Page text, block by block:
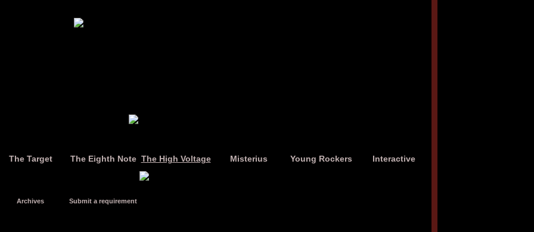
The Target The Eighth Note The High Voltage Misterius Young Rockers Interactive
Archives Submit a requirement